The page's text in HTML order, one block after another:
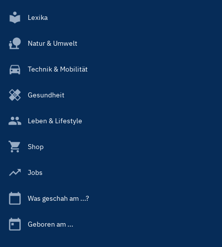
Lexika
Natur & Umwelt
Technik & Mobilität
Gesundheit
Leben & Lifestyle
Shop
Jobs
Was geschah am ...?
Geboren am ...